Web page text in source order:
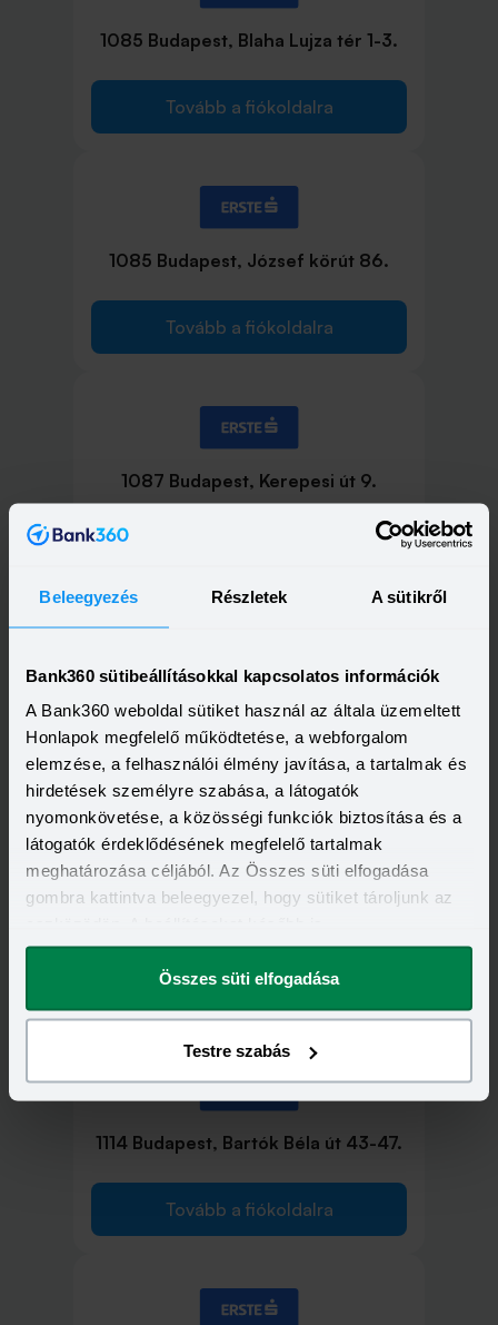
Beleegyezés Részletek A sütikről
Bank360 sütibeállításokkal kapcsolatos információk
A Bank360 weboldal sütiket használ az általa üzemeltett
Honlapok megfelelő működtetése, a webforgalom
elemzése, a felhasználói élmény javítása, a tartalmak és
hirdetések személyre szabása, a látogatók
nyomonkövetése, a közösségi funkciók biztosítása és a
látogatók érdeklődésének megfelelő tartalmak
meghatározása céljából. Az Összes süti elfogadása
gombra kattintva beleegyezel, hogy sütiket tároljunk az
megváltoztathatod.
Összes süti elfogadása
Testre szabás
1085 Budapest, Blaha Lujza tér 1-3.
Tovább a fiókoldalra
1085 Budapest, József körút 86.
Tovább a fiókoldalra
1087 Budapest, Kerepesi út 9.
1106 Budapest, Örs Vezér tere 25.
Tovább a fiókoldalra
Tovább a fiókoldalra
1114 Budapest, Bartók Béla út 43-47.
Tovább a fiókoldalra